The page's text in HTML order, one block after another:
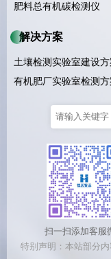
肥料总有机碳检测仪
解决方案
土壤检测实验室建设方
有机肥厂实验室检测方
扫一扫添加客服
特别声明：本站部分